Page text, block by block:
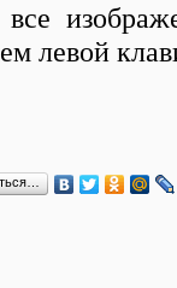
все
левой